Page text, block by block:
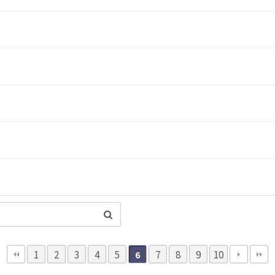
1 2 3 4 5 6 7 8 9 10